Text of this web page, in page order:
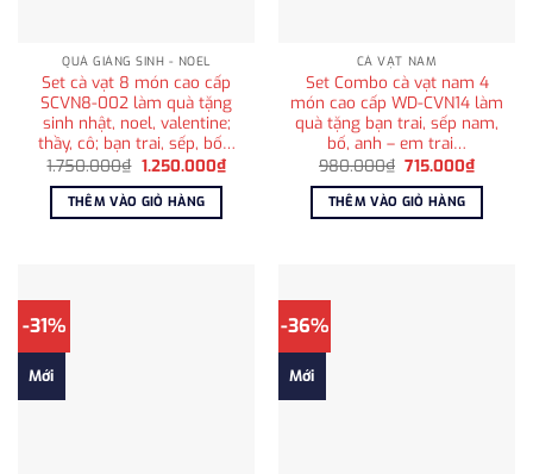
QUÀ GIÁNG SINH - NOEL
Set cà vạt 8 món cao cấp
SCVN8-002 làm quà tặng
sinh nhật, noel, valentine;
thầy, cô; bạn trai, sếp, bố…
1.750.000₫ Giá
là:
1.750.000₫.
1.250.000₫Giá
hiện
1.250.000₫.
THÊM VÀO GIỎ HÀNG
CÀ VẠT NAM
Set Combo cà vạt nam 4
món cao cấp WD-CVN14 làm
quà tặng bạn trai, sếp nam,
bố, anh – em trai…
980.000₫ Giá
là:
980.000₫.
715.000₫Giá
hiện
tại
THÊM VÀO GIỎ HÀNG
-31%
Mới
-36%
Mới